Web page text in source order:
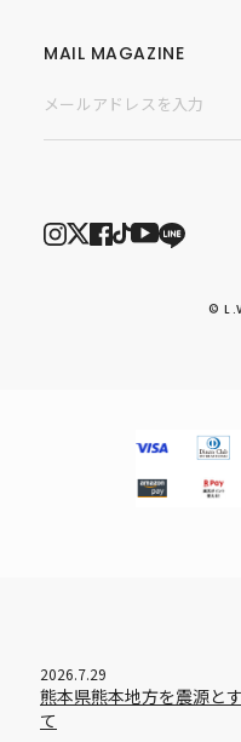
2026.7.29
熊本県熊本地方を震源と
て
MAIL MAGAZINE
©